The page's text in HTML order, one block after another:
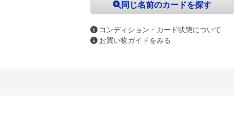
同じ名前のカードを探す
コンディション・カード状態について
お買い物ガイドをみる